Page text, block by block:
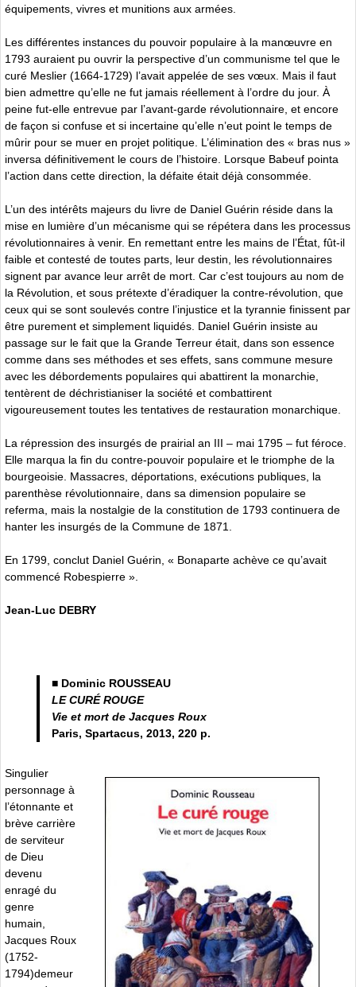
équipements, vivres et munitions aux armées.
Les différentes instances du pouvoir populaire à la manœuvre en
1793 auraient pu ouvrir la perspective d’un communisme tel que le
curé Meslier (1664-1729) l’avait appelée de ses vœux. Mais il faut
bien admettre qu’elle ne fut jamais réellement à l’ordre du jour. À
peine fut-elle entrevue par l’avant-garde révolutionnaire, et encore
de façon si confuse et si incertaine qu’elle n’eut point le temps de
mûrir pour se muer en projet politique. L’élimination des « bras nus »
inversa définitivement le cours de l’histoire. Lorsque Babeuf pointa
l’action dans cette direction, la défaite était déjà consommée.
L’un des intérêts majeurs du livre de Daniel Guérin réside dans la
mise en lumière d’un mécanisme qui se répétera dans les processus
révolutionnaires à venir. En remettant entre les mains de l’État, fût-il
faible et contesté de toutes parts, leur destin, les révolutionnaires
signent par avance leur arrêt de mort. Car c’est toujours au nom de
la Révolution, et sous prétexte d’éradiquer la contre-révolution, que
ceux qui se sont soulevés contre l’injustice et la tyrannie finissent par
être purement et simplement liquidés. Daniel Guérin insiste au
passage sur le fait que la Grande Terreur était, dans son essence
comme dans ses méthodes et ses effets, sans commune mesure
avec les débordements populaires qui abattirent la monarchie,
tentèrent de déchristianiser la société et combattirent
vigoureusement toutes les tentatives de restauration monarchique.
La répression des insurgés de prairial an III – mai 1795 – fut féroce.
Elle marqua la fin du contre-pouvoir populaire et le triomphe de la
bourgeoisie. Massacres, déportations, exécutions publiques, la
parenthèse révolutionnaire, dans sa dimension populaire se
referma, mais la nostalgie de la constitution de 1793 continuera de
hanter les insurgés de la Commune de 1871.
En 1799, conclut Daniel Guérin, « Bonaparte achève ce qu’avait
commencé Robespierre ».
Jean-Luc DEBRY
■ Dominic ROUSSEAU
LE CURÉ ROUGE
Vie et mort de Jacques Roux
Paris, Spartacus, 2013, 220 p.
Singulier
personnage à
l’étonnante et
brève carrière
de serviteur
de Dieu
devenu
enragé du
genre
humain,
Jacques Roux
(1752-
1794)demeur